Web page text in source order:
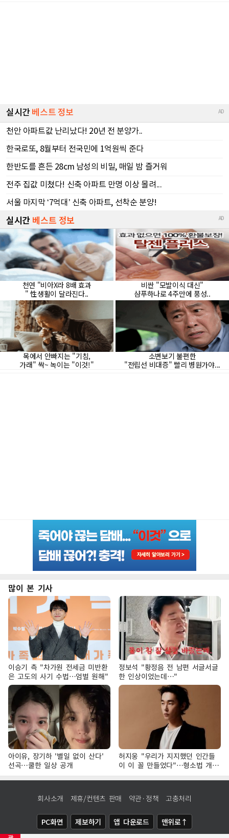
많이 본 기사
이승기 측 "차가원 전세금 미반환
은 고도의 사기 수법…엄벌 원해"
정보석 "황정음 전 남편 서글서글
한 인상이었는데…"
아이유, 장기하 '별일 없이 산다'
선곡…쿨한 일상 공개
허지웅 "우리가 지지했던 인간들
이 이 꼴 만들었다"…형소법 개정
에 격한 반응
회사소개 제휴/컨텐츠 판매 약관·정책 고충처리
PC화면 제보하기 앱 다운로드 맨위로↑